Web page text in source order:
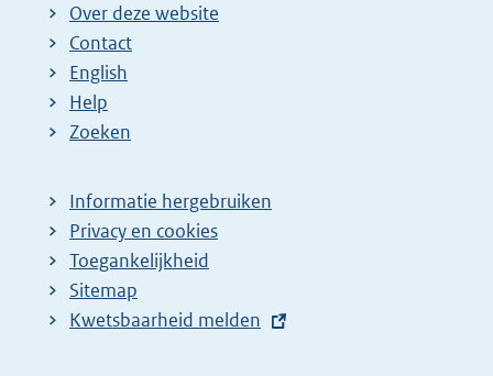
Over deze website
Contact
English
Help
Zoeken
Informatie hergebruiken
Privacy en cookies
Toegankelijkheid
Sitemap
E
Kwetsbaarheid melden